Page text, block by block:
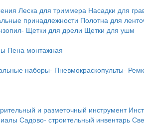
Леска для триммера Насадки для
принадлежности Полотна для
Щетки для дрели Щетки для ушм
Пена монтажная
наборы- Пневмокраскопульты-
и разметочный инструмент
Садово- строительный инвентарь